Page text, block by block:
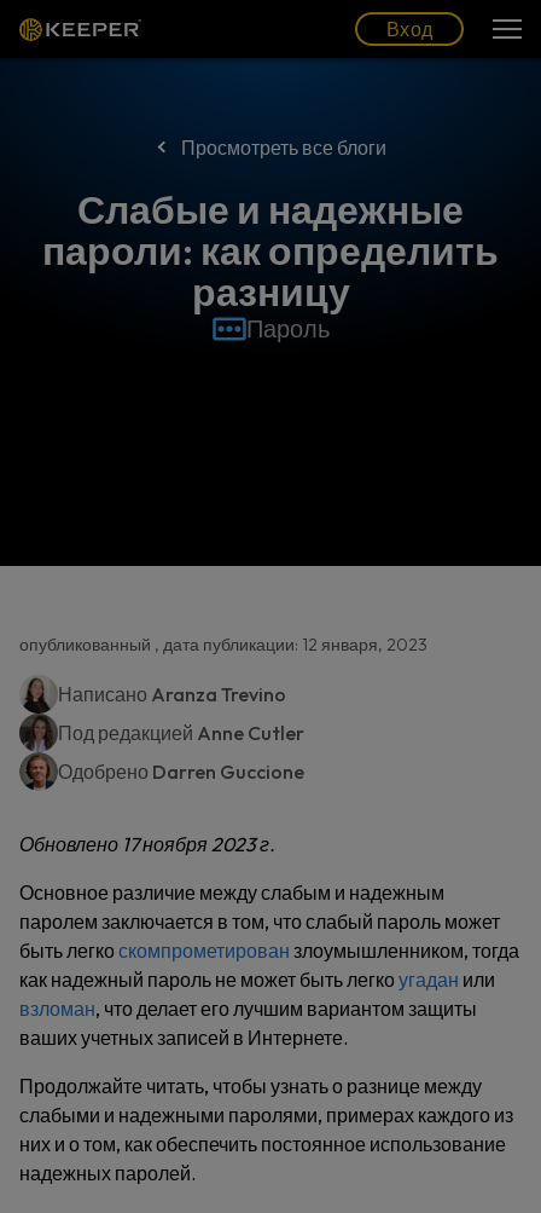
Вход
Просмотреть все блоги
Слабые и надежные
пароли: как определить
разницу
Пароль
опубликованный , дата публикации: 12 января, 2023
Написано Aranza Trevino
Под редакцией Anne Cutler
Одобрено Darren Guccione
Обновлено 17 ноября 2023 г.
Основное различие между слабым и надежным
паролем заключается в том, что слабый пароль может
быть легкоскомпрометирован злоумышленником, тогда
как надежный пароль не может быть легкоугадан или
взломан, что делает его лучшим вариантом защиты
ваших учетных записей в Интернете.
Продолжайте читать, чтобы узнать о разнице между
слабыми и надежными паролями, примерах каждого из
них и о том, как обеспечить постоянное использование
надежных паролей.